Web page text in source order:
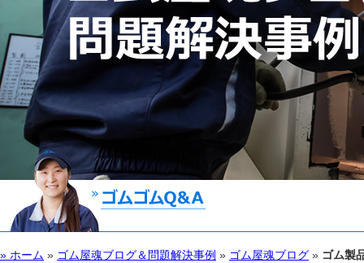
» ホーム » ゴム屋魂ブログ＆問題解決事例 » ゴム屋魂ブログ » ゴム製